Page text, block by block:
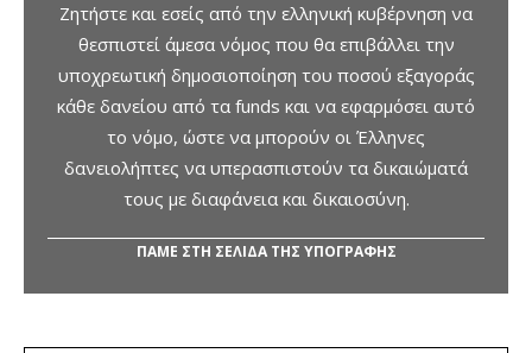
Ζητήστε και εσείς από την ελληνική κυβέρνηση να
θεσπιστεί άμεσα νόμος που θα επιβάλλει την
υποχρεωτική δημοσιοποίηση του ποσού εξαγοράς
κάθε δανείου από τα funds και να εφαρμόσει αυτό
το νόμο, ώστε να μπορούν οι Έλληνες
δανειολήπτες να υπερασπιστούν τα δικαιώματά
τους με διαφάνεια και δικαιοσύνη.
ΠΑΜΕ ΣΤΗ ΣΕΛΙΔΑ ΤΗΣ ΥΠΟΓΡΑΦΗΣ